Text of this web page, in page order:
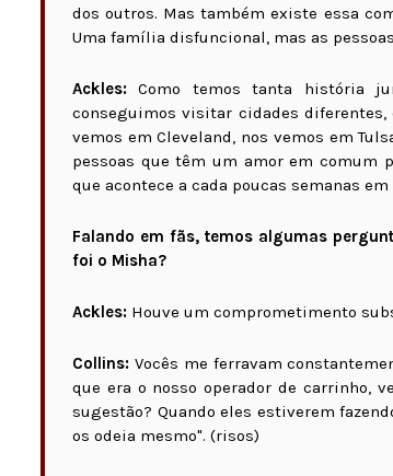
dos outros. Mas também existe essa
Uma família disfuncional, mas as
Ackles: Como temos tanta história
conseguimos visitar cidades diferentes,
vemos em Cleveland, nos vemos em
pessoas que têm um amor em comum
que acontece a cada poucas semanas
Falando em fãs, temos algumas
foi o Misha?
Ackles: Houve um comprometimento
Collins: Vocês me ferravam
que era o nosso operador de carrinho,
sugestão? Quando eles estiverem
os odeia mesmo". (risos)